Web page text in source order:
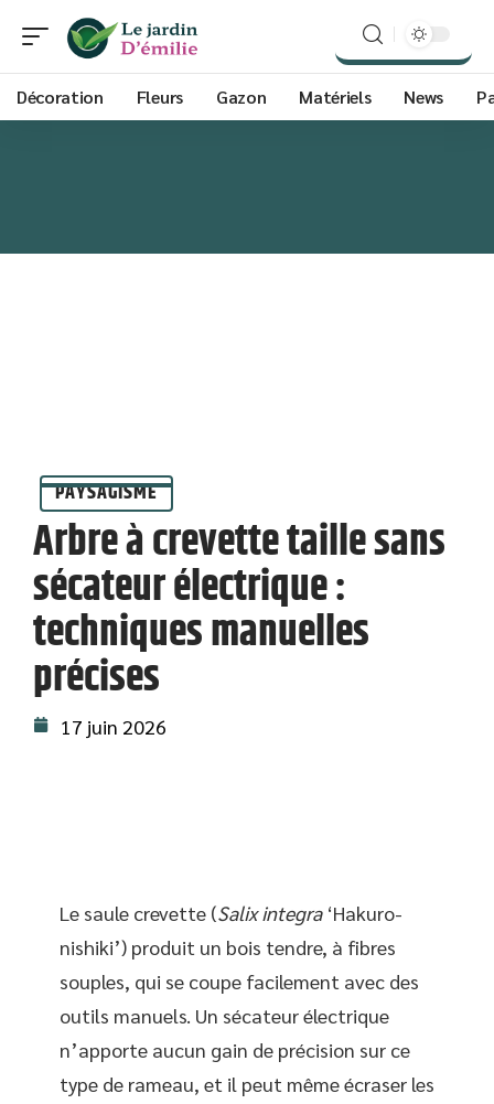
Décoration Fleurs Gazon Matériels News
PAYSAGISME
Arbre à crevette taille sans
sécateur électrique :
techniques manuelles
précises
17 juin 2026
Le saule crevette (Salix integra‘Hakuro-
nishiki’) produit un bois tendre, à fibres
souples, qui se coupe facilement avec des
outils manuels. Un sécateur électrique
n’apporte aucun gain de précision sur ce
type de rameau, et il peut même écraser les